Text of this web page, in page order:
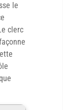
le
clerc